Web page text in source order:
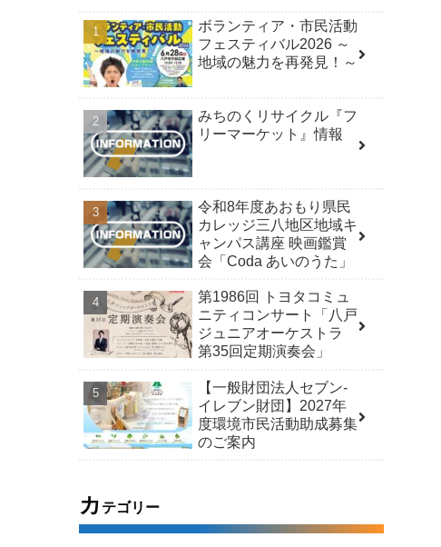
ボランティア・市民活動
フェスティバル2026 ～
地域の魅力を再発見！～
みちのくリサイクル『フ
リーマーケット』情報
令和8年度あおもり県民
カレッジ三八地区地域キ
ャンパス講座 映画鑑賞
会「Coda あいのうた」
第1986回 トヨタコミュ
ニティコンサート「八戸
ジュニアオーケストラ
第35回定期演奏会」
【一般財団法人セブン-
イレブン財団】2027年
度環境市民活動助成募集
のご案内
カ テゴリー